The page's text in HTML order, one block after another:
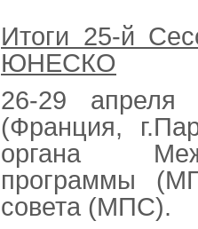
Итоги 25-й
ЮНЕСКО
26-29
(Франция,
органа
программы
совета (МПС).